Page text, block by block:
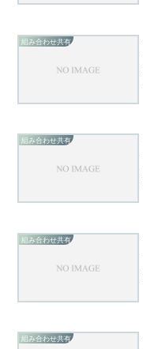
組み合わせ共有
組み合わせ共有
組み合わせ共有
組み合わせ共有